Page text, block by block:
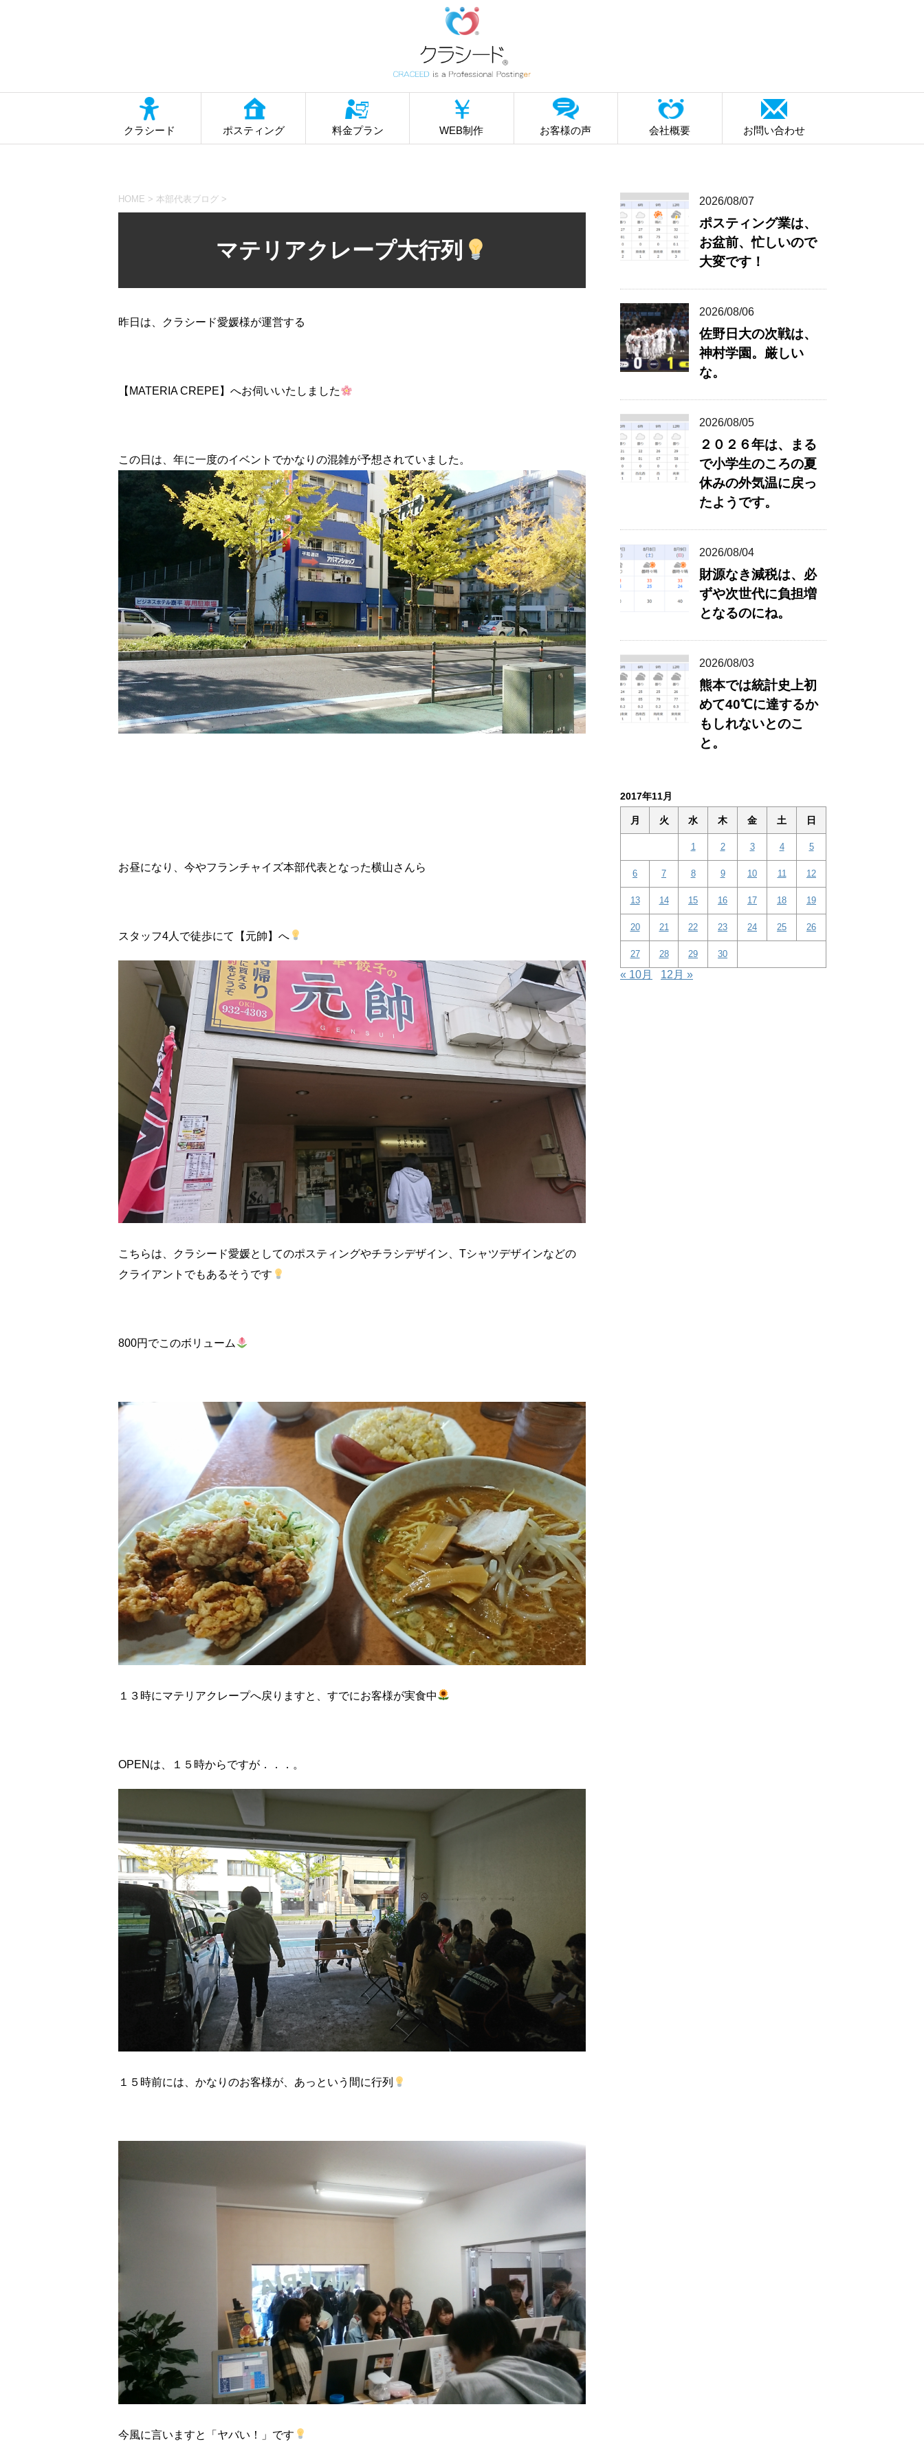
クラシード ポスティング 料金プラン WEB制作 お客様の声 会社概要 お問い合わせ
HOME > 本部代表ブログ >
マテリアクレープ大行列
昨日は、クラシード愛媛様が運営する
【MATERIA CREPE】へお伺いいたしました
この日は、年に一度のイベントでかなりの混雑が予想されていました。
お昼になり、今やフランチャイズ本部代表となった横山さんら
スタッフ4人で徒歩にて【元帥】へ
こちらは、クラシード愛媛としてのポスティングやチラシデザイン、Tシャツデザインなどの
クライアントでもあるそうです
800円でこのボリューム
１３時にマテリアクレープへ戻りますと、すでにお客様が実食中
OPENは、１５時からですが．．．。
１５時前には、かなりのお客様が、あっという間に行列
今風に言いますと「ヤバい！」です
2026/08/07
ポスティング業は、
お盆前、忙しいので
大変です！
2026/08/06
佐野日大の次戦は、
神村学園。厳しい
な。
2026/08/05
２０２６年は、まる
で小学生のころの夏
休みの外気温に戻っ
たようです。
2026/08/04
財源なき減税は、必
ずや次世代に負担増
となるのにね。
2026/08/03
熊本では統計史上初
めて40℃に達するか
もしれないとのこ
と。
2017年11月
月 火 水 木 金 土 日
1 2 3 4 5
6 7 8 9 10 11 12
13 14 15 16 17 18 19
20 21 22 23 24 25 26
27 28 29 30
« 10月 12月 »